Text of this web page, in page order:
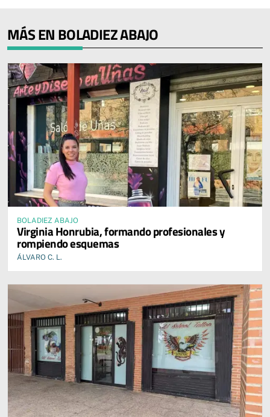
MÁS EN BOLADIEZ ABAJO
BOLADIEZ ABAJO
Virginia Honrubia, formando profesionales y
rompiendo esquemas
ÁLVARO C. L.